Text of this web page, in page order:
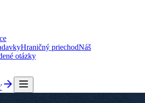
Hraničný priechodNáš
otázky